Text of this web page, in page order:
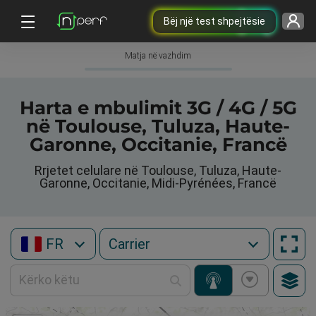
Bëj një test shpejtësie
Matja në vazhdim
Harta e mbulimit 3G / 4G / 5G
në Toulouse, Tuluza, Haute-
Garonne, Occitanie, Francë
Rrjetet celulare në Toulouse, Tuluza, Haute-
Garonne, Occitanie, Midi-Pyrénées, Francë
FR